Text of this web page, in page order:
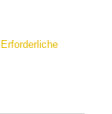
Erforderliche